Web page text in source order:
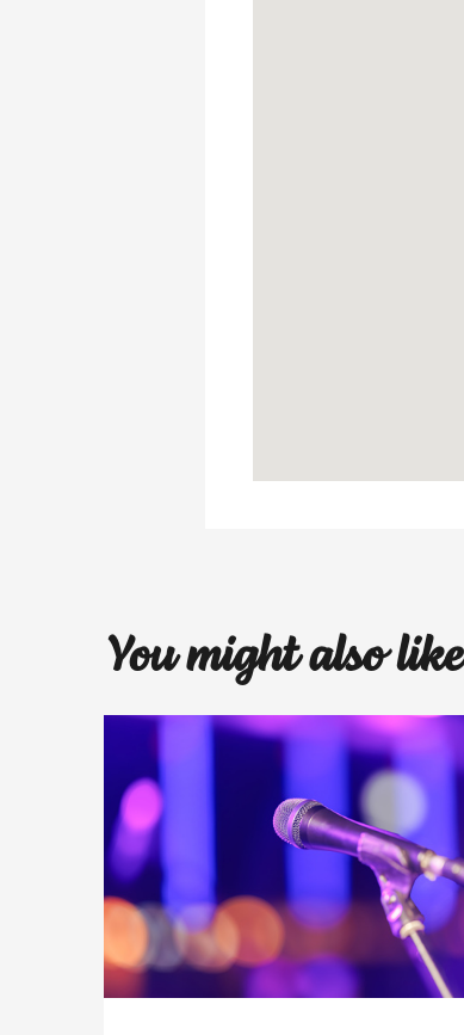
lalala
You might also like